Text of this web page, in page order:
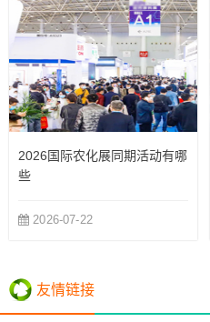
2026国际农化展同期活动有哪
些
2026-07-22
友情链接